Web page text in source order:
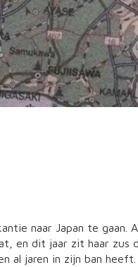
naar Japan te gaan.
en dit jaar zit haar zus
al jaren in zijn ban heeft.